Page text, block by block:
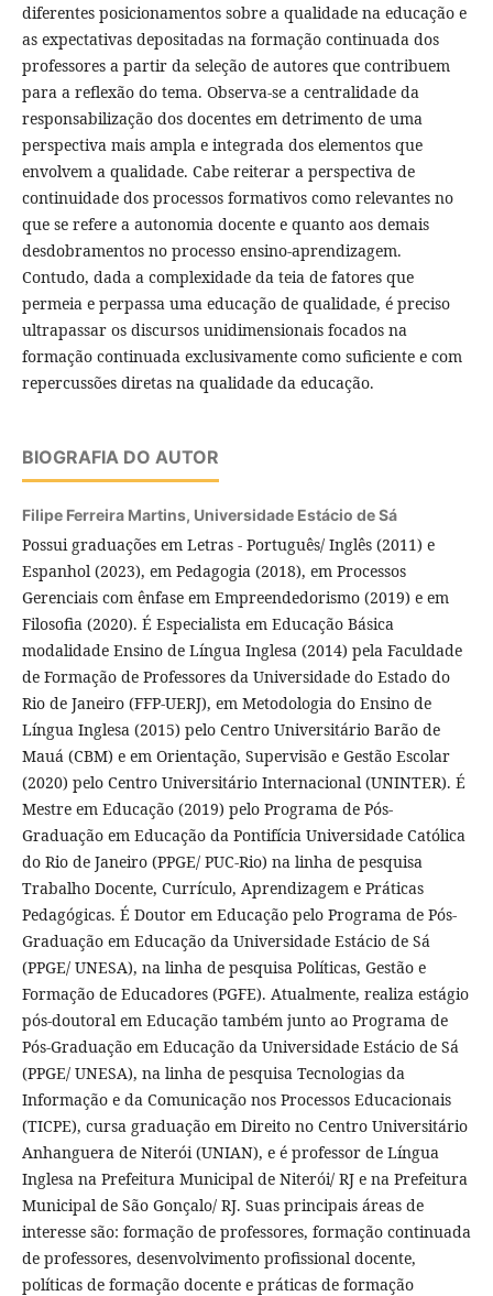
diferentes posicionamentos sobre a qualidade na educação e
as expectativas depositadas na formação continuada dos
professores a partir da seleção de autores que contribuem
para a reflexão do tema. Observa-se a centralidade da
responsabilização dos docentes em detrimento de uma
perspectiva mais ampla e integrada dos elementos que
envolvem a qualidade. Cabe reiterar a perspectiva de
continuidade dos processos formativos como relevantes no
que se refere a autonomia docente e quanto aos demais
desdobramentos no processo ensino-aprendizagem.
Contudo, dada a complexidade da teia de fatores que
permeia e perpassa uma educação de qualidade, é preciso
ultrapassar os discursos unidimensionais focados na
formação continuada exclusivamente como suficiente e com
repercussões diretas na qualidade da educação.
BIOGRAFIA DO AUTOR
Filipe Ferreira Martins, Universidade Estácio de Sá
Possui graduações em Letras - Português/ Inglês (2011) e
Espanhol (2023), em Pedagogia (2018), em Processos
Gerenciais com ênfase em Empreendedorismo (2019) e em
Filosofia (2020). É Especialista em Educação Básica
modalidade Ensino de Língua Inglesa (2014) pela Faculdade
de Formação de Professores da Universidade do Estado do
Rio de Janeiro (FFP-UERJ), em Metodologia do Ensino de
Língua Inglesa (2015) pelo Centro Universitário Barão de
Mauá (CBM) e em Orientação, Supervisão e Gestão Escolar
(2020) pelo Centro Universitário Internacional (UNINTER). É
Mestre em Educação (2019) pelo Programa de Pós-
Graduação em Educação da Pontifícia Universidade Católica
do Rio de Janeiro (PPGE/ PUC-Rio) na linha de pesquisa
Trabalho Docente, Currículo, Aprendizagem e Práticas
Pedagógicas. É Doutor em Educação pelo Programa de Pós-
Graduação em Educação da Universidade Estácio de Sá
(PPGE/ UNESA), na linha de pesquisa Políticas, Gestão e
Formação de Educadores (PGFE). Atualmente, realiza estágio
pós-doutoral em Educação também junto ao Programa de
Pós-Graduação em Educação da Universidade Estácio de Sá
(PPGE/ UNESA), na linha de pesquisa Tecnologias da
Informação e da Comunicação nos Processos Educacionais
(TICPE), cursa graduação em Direito no Centro Universitário
Anhanguera de Niterói (UNIAN), e é professor de Língua
Inglesa na Prefeitura Municipal de Niterói/ RJ e na Prefeitura
Municipal de São Gonçalo/ RJ. Suas principais áreas de
interesse são: formação de professores, formação continuada
de professores, desenvolvimento profissional docente,
políticas de formação docente e práticas de formação